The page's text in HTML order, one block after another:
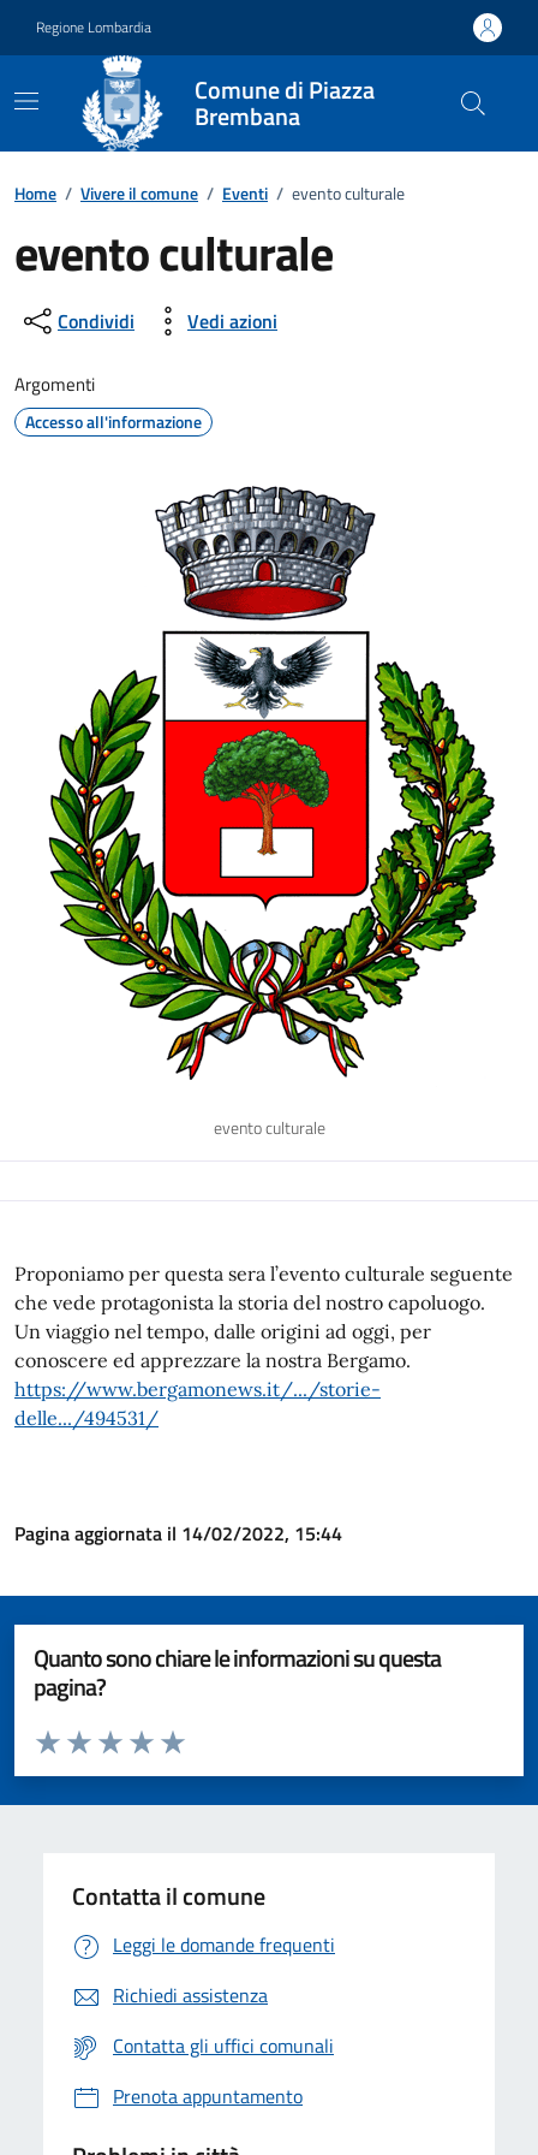
Regione Lombardia
Comune di Piazza
Brembana
Home / Vivere il comune / Eventi / evento culturale
evento culturale
Dettagli della notizia
Condividi Vedi azioni
Argomenti
Accesso all'informazione
evento culturale
Proponiamo per questa sera l’evento culturale seguente
che vede protagonista la storia del nostro capoluogo.
Un viaggio nel tempo, dalle origini ad oggi, per
conoscere ed apprezzare la nostra Bergamo.
https://www.bergamonews.it/.../storie-
delle.../494531/
Pagina aggiornata il 14/02/2022, 15:44
Quanto sono chiare le informazioni su questa
pagina?
Valuta da 1 a 5 stelle la pagina
Valuta 5 stelle su 5
Valuta 4 stelle su 5
Valuta 3 stelle su 5
Valuta 2 stelle su 5
Valuta 1 stelle su 5
Contatta il comune
Leggi le domande frequenti
Richiedi assistenza
Contatta gli uffici comunali
Prenota appuntamento